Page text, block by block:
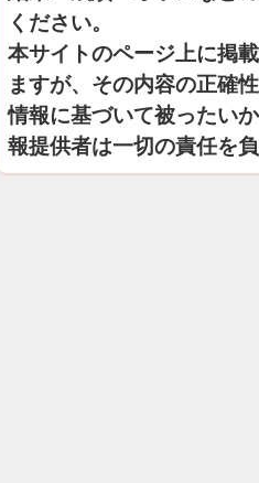
ください。
本サイトのページ上に掲
ますが、その内容の正確
情報に基づいて被ったい
報提供者は一切の責任を負